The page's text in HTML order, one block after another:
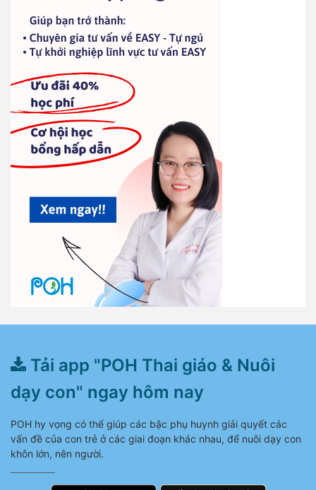
Tải app "POH Thai giáo & Nuôi
dạy con" ngay hôm nay
POH hy vọng có thể giúp các bậc phụ huynh giải quyết các
vấn đề của con trẻ ở các giai đoạn khác nhau, để nuôi dạy con
khôn lớn, nên người.